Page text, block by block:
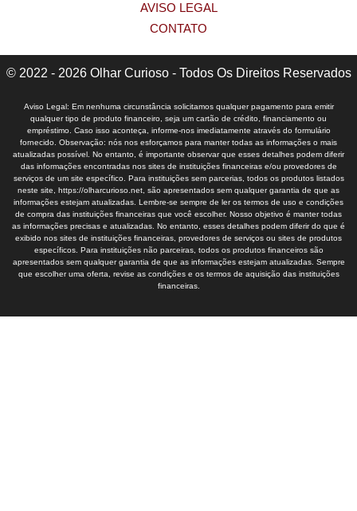
AVISO LEGAL
CONTATO
© 2022 - 2026 Olhar Curioso - Todos Os Direitos Reservados
Aviso Legal: Em nenhuma circunstância solicitamos qualquer pagamento para emitir
qualquer tipo de produto financeiro, seja um cartão de crédito, financiamento ou
empréstimo. Caso isso aconteça, informe-nos imediatamente através do formulário
fornecido. Observação: nós nos esforçamos para manter todas as informações o mais
atualizadas possível. No entanto, é importante observar que esses detalhes podem diferir
das informações encontradas nos sites de instituições financeiras e/ou provedores de
serviços de um site específico. Para instituições sem parcerias, todos os produtos listados
neste site, https://olharcurioso.net, são apresentados sem qualquer garantia de que as
informações estejam atualizadas. Lembre-se sempre de ler os termos de uso e condições
de compra das instituições financeiras que você escolher. Nosso objetivo é manter todas
as informações precisas e atualizadas. No entanto, esses detalhes podem diferir do que é
exibido nos sites de instituições financeiras, provedores de serviços ou sites de produtos
específicos. Para instituições não parceiras, todos os produtos financeiros são
apresentados sem qualquer garantia de que as informações estejam atualizadas. Sempre
que escolher uma oferta, revise as condições e os termos de aquisição das instituições
financeiras.